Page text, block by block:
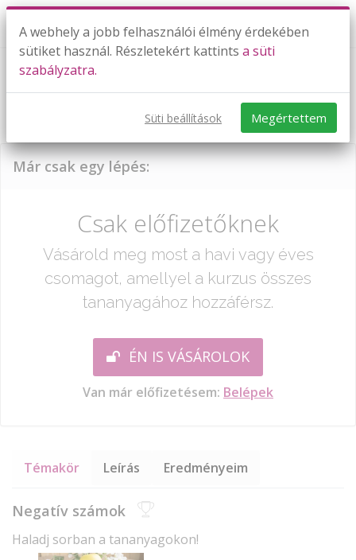
Egész számok szorzása, osztása,
hatványozása
Már csak egy lépés:
Csak előfizetőknek
Vásárold meg most a havi vagy éves
csomagot, amellyel a kurzus összes
tananyagához hozzáférsz.
ÉN IS VÁSÁROLOK
Van már előfizetésem: Belépek
Témakör Leírás Eredményeim
Negatív számok
Haladj sorban a tananyagokon!
A webhely a jobb felhasználói élmény érdekében
sütiket használ. Részletekért kattints a süti
szabályzatra.
Süti beállítások Megértettem